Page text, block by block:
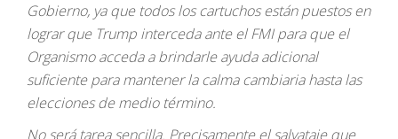
Gobierno, ya que todos los cartuchos están puestos en
lograr que Trump interceda ante el FMI para que el
Organismo acceda a brindarle ayuda adicional
suficiente para mantener la calma cambiaria hasta las
elecciones de medio término.
No será tarea sencilla. Precisamente el salvataje que